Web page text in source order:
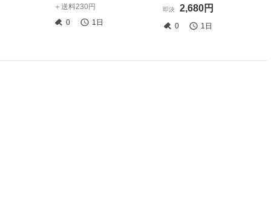
＋送料230円
0
1日
即決 2,680円
0 1日